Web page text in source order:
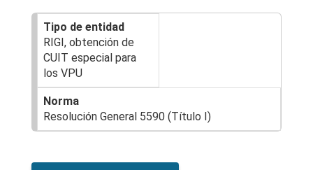
RIGI, obtención de
CUIT especial para
los VPU
Resolución General 5590 (Título I)